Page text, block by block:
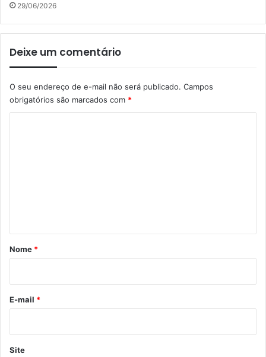
29/06/2026
Deixe um comentário
O seu endereço de e-mail não será publicado. Campos
obrigatórios são marcados com *
r
*
Nome *
E-mail *
Site